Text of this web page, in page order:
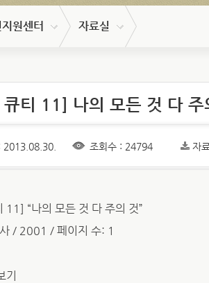
원센터 자료실
큐티 11] 나의 모든 것 다
2013.08.30. 조회수 : 24794 자
11] “나의 모든 것 다 주의 것”
/ 2001 / 페이지 수: 1
기